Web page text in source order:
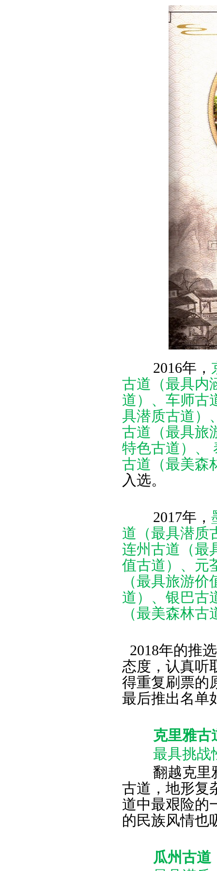
2016年，
古道（最具内
道）、车师古
具潜质古道）
古道（最具旅
特色古道）、
古道（最美森
入选。
2017年，
道（最具潜质
连州古道（最
值古道）、元
（最具旅游
道）、银巴古
（最美森林古
2018年的推
态度，认真听
得重复刷票的
最后推出名单
克里雅古
最具挑战
翻越克里雅
古道，地形复
道中最艰险的
的民族风情也
瓜州古道